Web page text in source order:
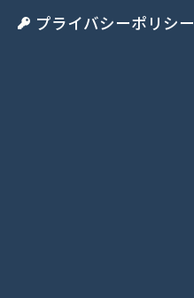
プライバシーポリシー